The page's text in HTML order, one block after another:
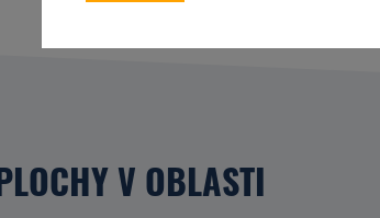
V OBLASTI